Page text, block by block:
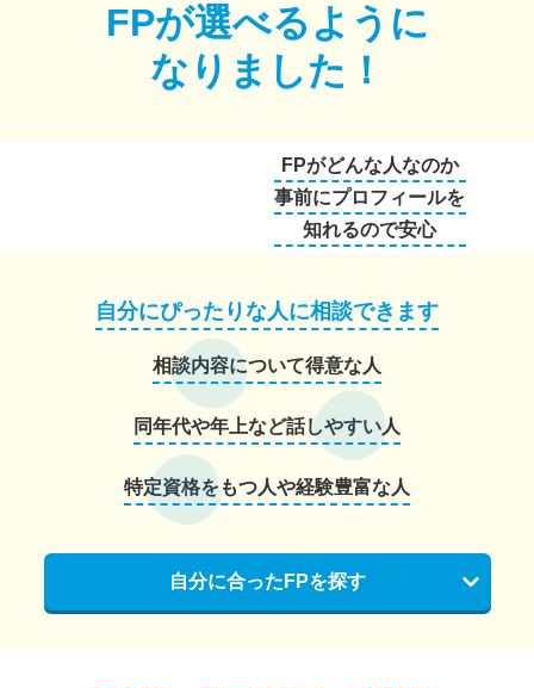
FPが選べるように
なりました！
FPがどんな人なのか
事前にプロフィールを
知れるので安心
自分にぴったりな人に相談できます
相談内容について得意な人
同年代や年上など話しやすい人
特定資格をもつ人や経験豊富な人
自分に合ったFPを探す